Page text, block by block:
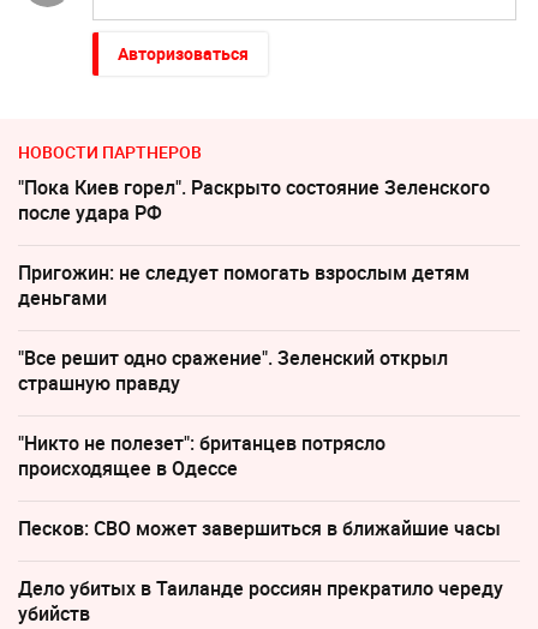
Авторизоваться
НОВОСТИ ПАРТНЕРОВ
"Пока Киев горел". Раскрыто состояние Зеленского
после удара РФ
Пригожин: не следует помогать взрослым детям
деньгами
"Все решит одно сражение". Зеленский открыл
страшную правду
"Никто не полезет": британцев потрясло
происходящее в Одессе
Песков: СВО может завершиться в ближайшие часы
Дело убитых в Таиланде россиян прекратило череду
убийств